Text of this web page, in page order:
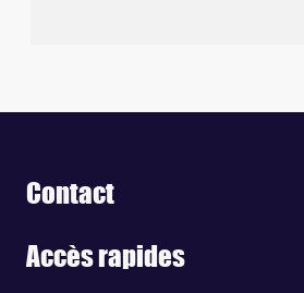
Contact
Accès rapides